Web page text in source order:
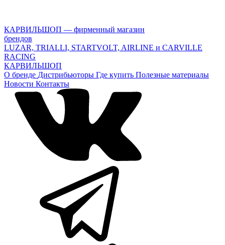
КАРВИЛЬШОП — фирменный магазин
брендов
LUZAR, TRIALLI, STARTVOLT, AIRLINE и CARVILLE
RACING
КАРВИЛЬШОП
О бренде Дистрибьюторы Где купить Полезные материалы
Новости Контакты